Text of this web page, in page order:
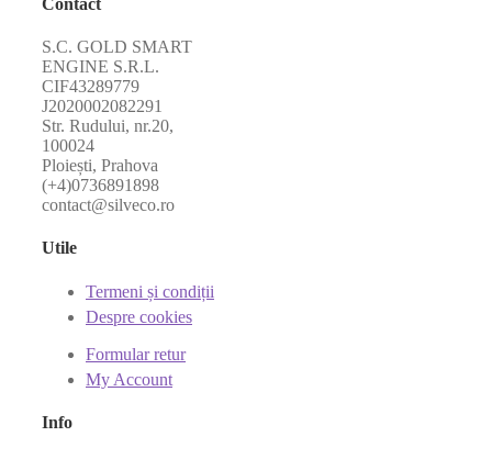
S.C. GOLD SMART
ENGINE S.R.L.
CIF43289779
J2020002082291
Str. Rudului, nr.20,
100024
Ploiești, Prahova
(+4)0736891898
contact@silveco.ro
Utile
Termeni și condiții
Despre cookies
Formular retur
My Account
Info